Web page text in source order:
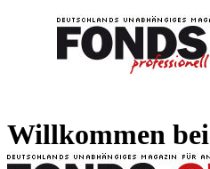
Willkommen bei